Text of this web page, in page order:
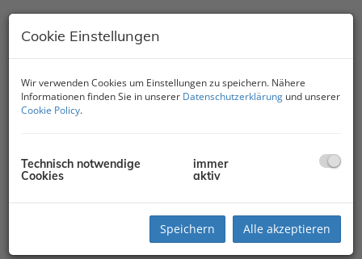
Cookie Einstellungen
Wir verwenden Cookies um Einstellungen zu speichern. Nähere
Informationen finden Sie in unserer Datenschutzerklärung und unserer
Cookie Policy.
Technisch notwendige
Cookies
immer
aktiv
Speichern Alle akzeptieren